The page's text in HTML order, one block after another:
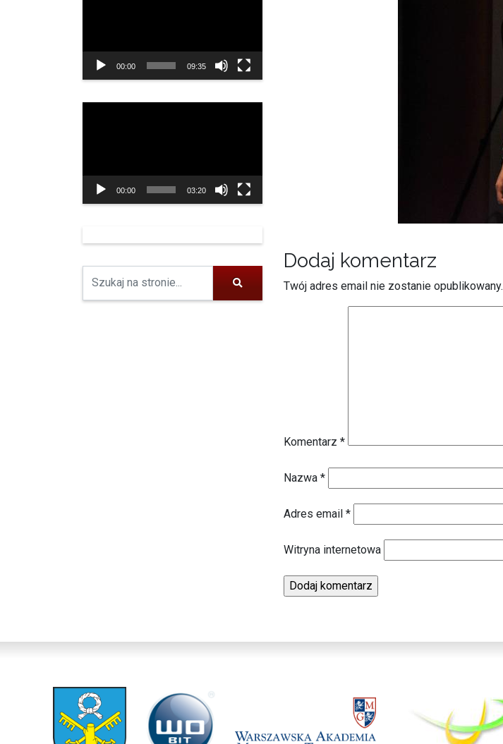
Dodaj komentarz
Twój adres email nie zostanie opublikowany.
Komentarz *
Nazwa *
Adres email *
Witryna internetowa
00:00 09:35
00:00 03:20